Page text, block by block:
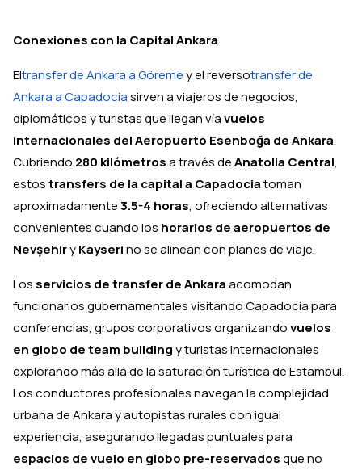
Conexiones con la Capital Ankara
Eltransfer de Ankara a Göremey el reversotransfer de
Ankara a Capadociasirven a viajeros de negocios,
diplomáticos y turistas que llegan víavuelos
internacionales del Aeropuerto Esenboğa de Ankara.
Cubriendo 280 kilómetrosa través deAnatolia Central,
estostransfers de la capital a Capadociatoman
aproximadamente3.5-4 horas, ofreciendo alternativas
convenientes cuando los horarios de aeropuertos de
NevşehiryKayserino se alinean con planes de viaje.
Los servicios de transfer de Ankaraacomodan
funcionarios gubernamentales visitando Capadocia para
conferencias, grupos corporativos organizandovuelos
en globo de team buildingy turistas internacionales
explorando más allá de la saturación turística de Estambul.
Los conductores profesionales navegan la complejidad
urbana de Ankara y autopistas rurales con igual
experiencia, asegurando llegadas puntuales para
espacios de vuelo en globo pre-reservadosque no